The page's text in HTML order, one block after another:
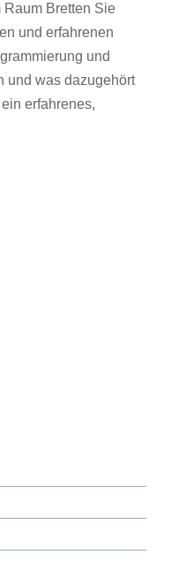
Raum Bretten Sie
und erfahrenen
und
und was dazugehört
erfahrenes,